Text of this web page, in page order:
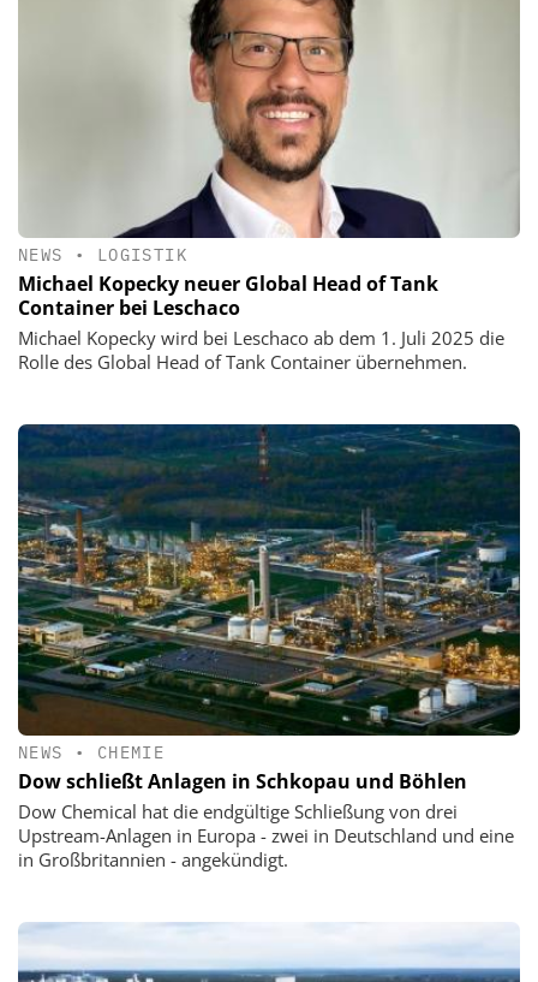
NEWS • LOGISTIK
Michael Kopecky neuer Global Head of Tank
Container bei Leschaco
Michael Kopecky wird bei Leschaco ab dem 1. Juli 2025 die
Rolle des Global Head of Tank Container übernehmen.
NEWS • CHEMIE
Dow schließt Anlagen in Schkopau und Böhlen
Dow Chemical hat die endgültige Schließung von drei
Upstream-Anlagen in Europa - zwei in Deutschland und eine
in Großbritannien - angekündigt.